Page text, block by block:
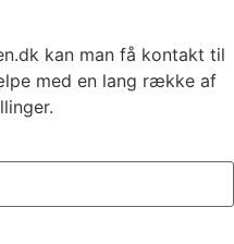
kan man få kontakt til
med en lang række af